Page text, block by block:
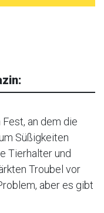
an dem die
Süßigkeiten
Tierhalter und
Troubel vor
aber es gibt